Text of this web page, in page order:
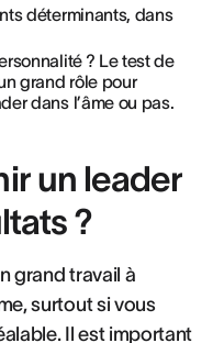
déterminants, dans
? Le test de
grand rôle pour
dans l’âme ou pas.
un leader
?
grand travail à
surtout si vous
Il est important